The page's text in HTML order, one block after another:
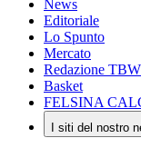
News
Editoriale
Lo Spunto
Mercato
Redazione TBW
Basket
FELSINA
I siti del nostro